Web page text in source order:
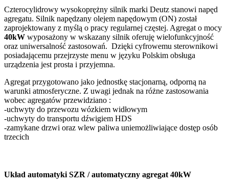
Czterocylidrowy wysokoprężny silnik marki Deutz stanowi napęd
agregatu. Silnik napędzany olejem napędowym (ON) został
zaprojektowany z myślą o pracy regularnej częstej. Agregat o mocy
40kW wyposażony w wskazany silnik oferuję wielofunkcyjność
oraz uniwersalność zastosowań. Dzięki cyfrowemu sterownikowi
posiadającemu przejrzyste menu w języku Polskim obsługa
urządzenia jest prosta i przyjemna.
Agregat przygotowano jako jednostkę stacjonarną, odporną na
warunki atmosferyczne. Z uwagi jednak na różne zastosowania
wobec agregatów przewidziano :
-uchwyty do przewozu wózkiem widłowym
-uchwyty do transportu dźwigiem HDS
-zamykane drzwi oraz wlew paliwa uniemożliwiające dostęp osób
trzecich
Układ automatyki SZR / automatyczny agregat 40kW